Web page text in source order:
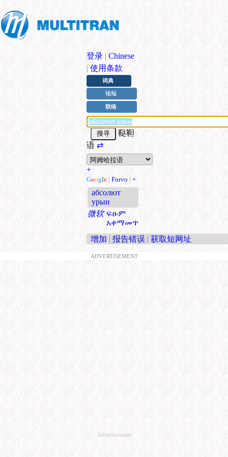
登录 | Chinese
| 使用条款
词典
论坛
联络
鞑靼
语 ⇄
+
Google | Forvo | +
абсолют
урын
微软 ፍፁም
አቀማመጥ
增加 | 报告错误 | 获取短网址
ADVERTISEMENT
Advertisement